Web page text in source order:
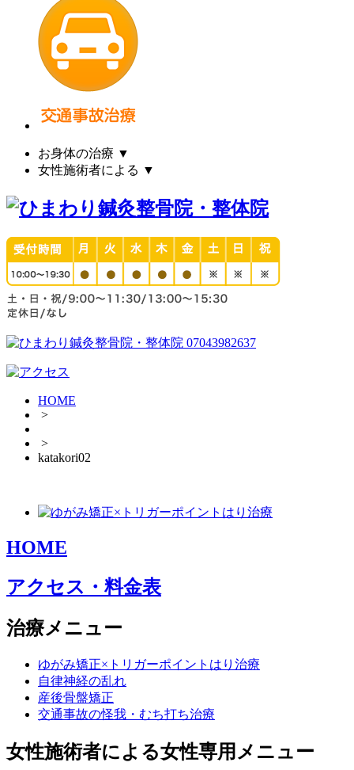
お身体の治療 ▼
女性施術者による ▼
HOME
>
>
katakori02
HOME
アクセス・料金表
治療メニュー
ゆがみ矯正×トリガーポイントはり治療
自律神経の乱れ
産後骨盤矯正
交通事故の怪我・むち打ち治療
女性施術者による女性専用メニュー